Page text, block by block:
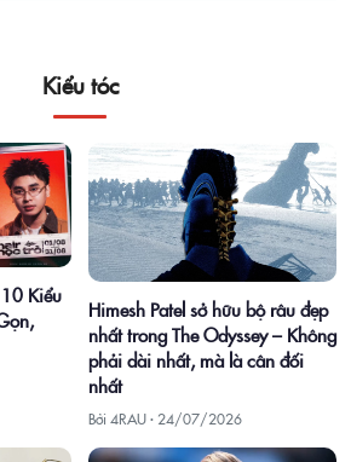
Kiểu tóc
Kiểu
Himesh Patel sở hữu bộ râu đẹp
nhất trong The Odyssey – Không
phải dài nhất, mà là cân đối
nhất
Bởi 4RAU · 24/07/2026